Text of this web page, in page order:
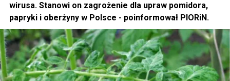
wirusa. Stanowi on zagrożenie dla upraw pomidora,
papryki i oberżyny w Polsce - poinformował PIORiN.